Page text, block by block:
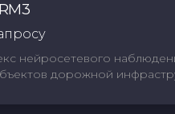
нейросетевого
дорожной